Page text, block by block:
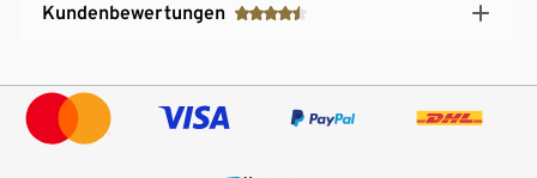
Kundenbewertungen